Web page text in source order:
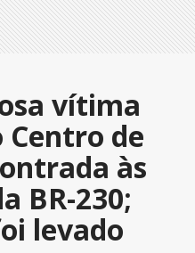
vítima
Centro de
às
BR-230;
levado